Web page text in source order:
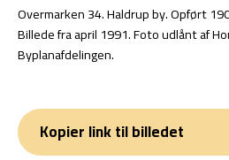
Overmarken 34. Haldrup by. Opført
Billede fra april 1991. Foto udlånt af
Byplanafdelingen.
Kopier link til billedet